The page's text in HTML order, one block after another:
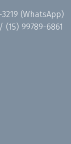
(WhatsApp)
(15) 99789-6861